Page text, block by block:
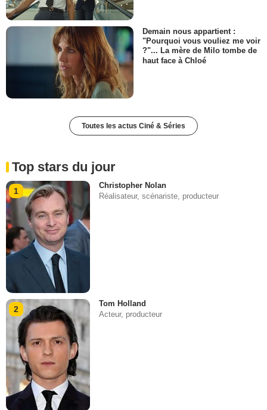
Demain nous appartient :
"Pourquoi vous vouliez me voir
?"... La mère de Milo tombe de
haut face à Chloé
Toutes les actus Ciné & Séries
Top stars du jour
1
Christopher Nolan
Réalisateur, scénariste, producteur
2
Tom Holland
Acteur, producteur